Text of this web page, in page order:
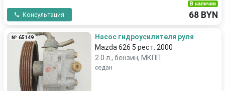
Консультация
В наличии
68 BYN
№ 65149
Насос гидроусилителя руля
Mazda 626 5 рест. 2000
2.0 л., бензин, МКПП
седан